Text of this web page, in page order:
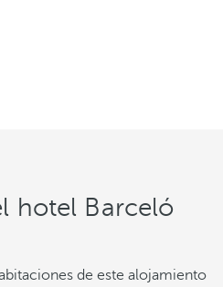
hotel Barceló
de este alojamiento